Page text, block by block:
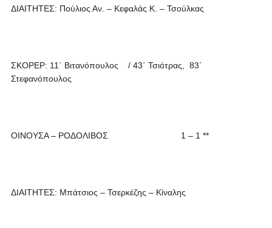
ΔΙΑΙΤΗΤΕΣ: Πούλιος Αν. – Κεφαλάς Κ. – Τσούλκας
ΣΚΟΡΕΡ: 11΄ Βιτανόπουλος / 43΄ Τσιότρας, 83΄
Στεφανόπουλος
ΟΙΝΟΥΣΑ – ΡΟΔΟΛΙΒΟΣ 1 – 1 **
ΔΙΑΙΤΗΤΕΣ: Μπάτσιος – Τσερκέζης – Κίναλης